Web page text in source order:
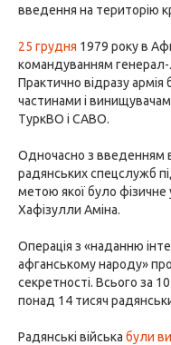
введення на територію
25 грудня 1979 року в
командуванням генерал-
Практично відразу
частинами і
ТуркВО і САВО.
Одночасно з введенням
радянських спецслужб
метою якої було фізичне
Хафізулли Аміна.
Операція з «наданню
афганському народу»
секретності. Всього за
понад 14 тисяч
Радянські війська були